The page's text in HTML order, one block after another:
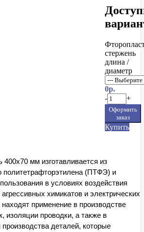
стержень
длина /
диаметр
0р.
-
+
Оформить
заказ
Купить
400x70 мм изготавливается из
политетрафторэтилена (ПТФЭ) и
в условиях воздействия
химикатов и электрических
применение в производстве
изоляции проводки, а также в
деталей, которые